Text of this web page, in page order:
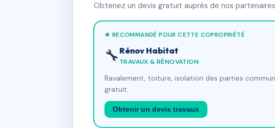
Obtenez un devis gratuit auprès de nos
★ RECOMMANDÉ POUR CETTE COPROPRIÉTÉ
🔧 Rénov Habitat
TRAVAUX & RÉNOVATION
Ravalement, toiture, isolation des parties
gratuit.
Obtenir un devis travaux